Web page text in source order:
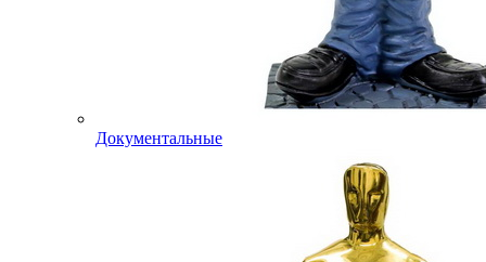
Документальные